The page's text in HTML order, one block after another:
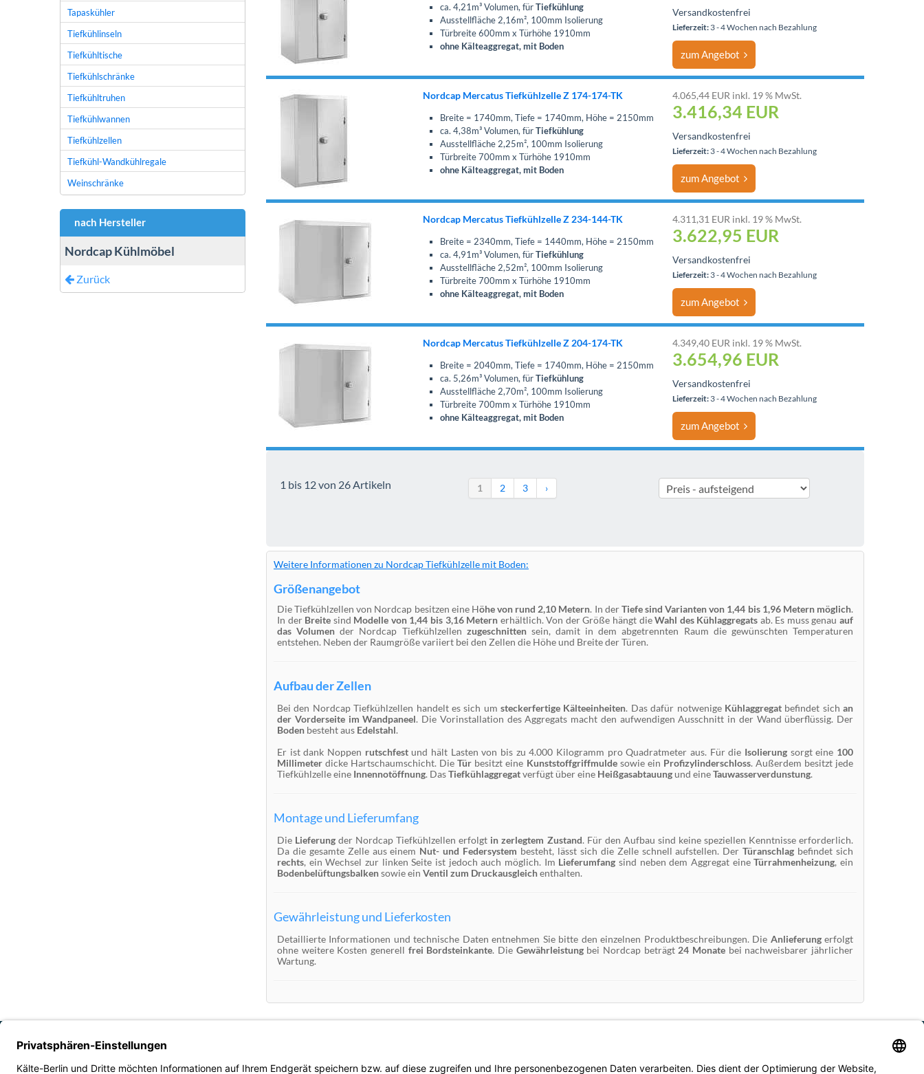
ca. 4,21m³ Volumen, fürTiefkühlung
Ausstellfläche 2,16m², 100mm Isolierung
Türbreite 600mm x Türhöhe 1910mm
ohne Kälteaggregat, mit Boden
Versandkostenfrei
Lieferzeit: 3 - 4 Wochen nach Bezahlung
zum Angebot
Nordcap Mercatus Tiefkühlzelle Z 174-174-TK
Breite = 1740mm, Tiefe = 1740mm, Höhe = 2150mm
ca. 4,38m³ Volumen, fürTiefkühlung
Ausstellfläche 2,25m², 100mm Isolierung
Türbreite 700mm x Türhöhe 1910mm
ohne Kälteaggregat, mit Boden
4.065,44 EUR inkl. 19 % MwSt.
3.416,34 EUR
Versandkostenfrei
Lieferzeit: 3 - 4 Wochen nach Bezahlung
zum Angebot
Nordcap Mercatus Tiefkühlzelle Z 234-144-TK
Breite = 2340mm, Tiefe = 1440mm, Höhe = 2150mm
ca. 4,91m³ Volumen, fürTiefkühlung
Ausstellfläche 2,52m², 100mm Isolierung
Türbreite 700mm x Türhöhe 1910mm
ohne Kälteaggregat, mit Boden
4.311,31 EUR inkl. 19 % MwSt.
3.622,95 EUR
Versandkostenfrei
Lieferzeit: 3 - 4 Wochen nach Bezahlung
zum Angebot
Nordcap Mercatus Tiefkühlzelle Z 204-174-TK
Breite = 2040mm, Tiefe = 1740mm, Höhe = 2150mm
ca. 5,26m³ Volumen, fürTiefkühlung
Ausstellfläche 2,70m², 100mm Isolierung
Türbreite 700mm x Türhöhe 1910mm
ohne Kälteaggregat, mit Boden
4.349,40 EUR inkl. 19 % MwSt.
3.654,96 EUR
Versandkostenfrei
Lieferzeit: 3 - 4 Wochen nach Bezahlung
zum Angebot
1 bis 12 von 26 Artikeln 1 2 3 ›
Weitere Informationen zu Nordcap Tiefkühlzelle mit Boden:
Größenangebot
Die Tiefkühlzellen von Nordcap besitzen eine Höhe von rund 2,10 Metern. In derTiefe sind Varianten von 1,44 bis 1,96 Metern möglich.
In der Breite sind Modelle von 1,44 bis 3,16 Metern erhältlich. Von der Größe hängt dieWahl des Kühlaggregats ab. Es muss genauauf
das Volumen der Nordcap Tiefkühlzellen zugeschnittensein, damit in dem abgetrennten Raum die gewünschten Temperaturen
entstehen. Neben der Raumgröße variiert bei den Zellen die Höhe und Breite der Türen.
Aufbau der Zellen
Bei den Nordcap Tiefkühlzellen handelt es sich um steckerfertige Kälteeinheiten. Das dafür notwenige Kühlaggregatbefindet sich an
der Vorderseite im Wandpaneel. Die Vorinstallation des Aggregats macht den aufwendigen Ausschnitt in der Wand überflüssig. Der
Boden besteht aus Edelstahl.
Er ist dank Noppen rutschfestund hält Lasten von bis zu 4.000 Kilogramm pro Quadratmeter aus. Für die Isolierung sorgt eine 100
Millimeter dicke Hartschaumschicht. DieTür besitzt eine Kunststoffgriffmuldesowie ein Profizylinderschloss. Außerdem besitzt jede
Tiefkühlzelle eine Innennotöffnung. DasTiefkühlaggregatverfügt über eine Heißgasabtauung und eineTauwasserverdunstung.
Montage und Lieferumfang
Die Lieferung der Nordcap Tiefkühlzellen erfolgt in zerlegtem Zustand. Für den Aufbau sind keine speziellen Kenntnisse erforderlich.
Da die gesamte Zelle aus einem Nut- und Federsystem besteht, lässt sich die Zelle schnell aufstellen. DerTüranschlag befindet sich
rechts, ein Wechsel zur linken Seite ist jedoch auch möglich. Im Lieferumfang sind neben dem Aggregat eineTürrahmenheizung, ein
Bodenbelüftungsbalkensowie ein Ventil zum Druckausgleichenthalten.
Gewährleistung und Lieferkosten
Detaillierte Informationen und technische Daten entnehmen Sie bitte den einzelnen Produktbeschreibungen. Die Anlieferungerfolgt
ohne weitere Kosten generell frei Bordsteinkante. Die Gewährleistungbei Nordcap beträgt 24 Monate bei nachweisbarer jährlicher
Wartung.
Tapaskühler
Tiefkühlinseln
Tiefkühltische
Tiefkühlschränke
Tiefkühltruhen
Tiefkühlwannen
Tiefkühlzellen
Tiefkühl-Wandkühlregale
Weinschränke
nach Hersteller
Nordcap Kühlmöbel
Zurück
AGB B2B Aufbau einer Viessmann Kühlzelle